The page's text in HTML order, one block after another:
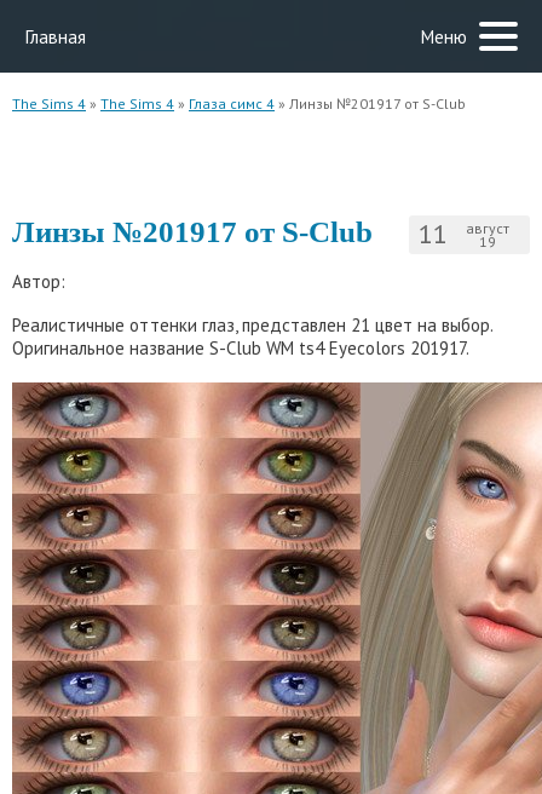
Главная Меню
The Sims 4 » The Sims 4 » Глаза симс 4 » Линзы №201917 от S-Club
11 август
19
Линзы №201917 от S-Club
Автор:
Реалистичные оттенки глаз, представлен 21 цвет на выбор.
Оригинальное название S-Club WM ts4 Eyecolors 201917.